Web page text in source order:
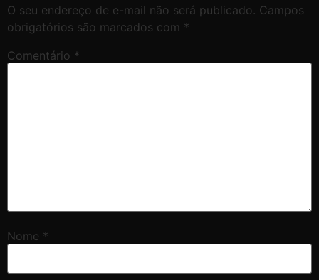
O seu endereço de e-mail não será publicado. Campos
obrigatórios são marcados com *
Comentário *
Nome *